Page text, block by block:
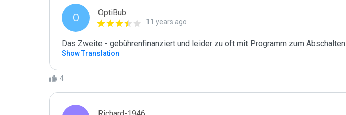
O OptiBub
11 years ago
Das Zweite - gebührenfinanziert und leider zu oft mit Programm zum Abschalten
Show Translation
4